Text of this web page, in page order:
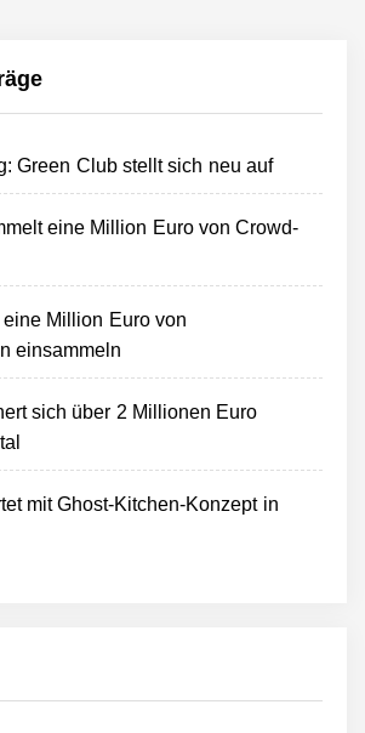
Green Club stellt sich neu auf
eine Million Euro von Crowd-
Million Euro von
einsammeln
sich über 2 Millionen Euro
mit Ghost-Kitchen-Konzept in